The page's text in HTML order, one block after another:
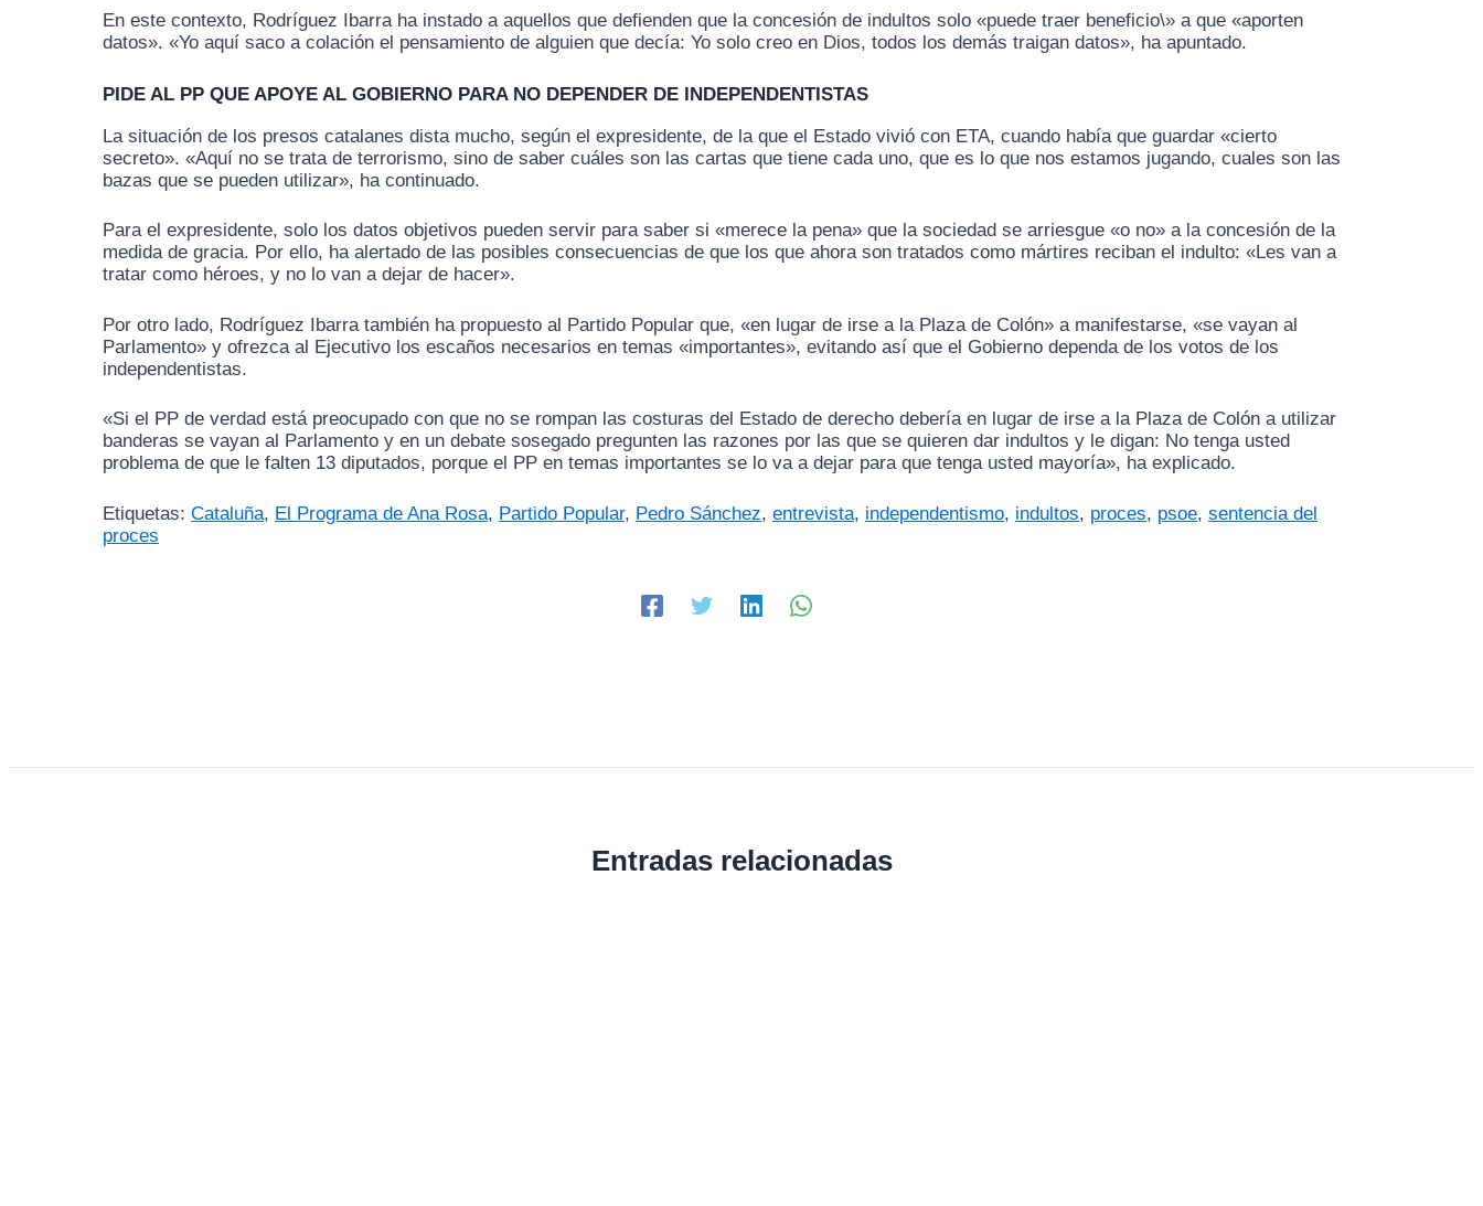
En este contexto, Rodríguez Ibarra ha instado a aquellos que defienden que la concesión de indultos solo «puede traer beneficio\» a que «aporten
datos». «Yo aquí saco a colación el pensamiento de alguien que decía: Yo solo creo en Dios, todos los demás traigan datos», ha apuntado.
PIDE AL PP QUE APOYE AL GOBIERNO PARA NO DEPENDER DE INDEPENDENTISTAS
La situación de los presos catalanes dista mucho, según el expresidente, de la que el Estado vivió con ETA, cuando había que guardar «cierto
secreto». «Aquí no se trata de terrorismo, sino de saber cuáles son las cartas que tiene cada uno, que es lo que nos estamos jugando, cuales son las
bazas que se pueden utilizar», ha continuado.
Para el expresidente, solo los datos objetivos pueden servir para saber si «merece la pena» que la sociedad se arriesgue «o no» a la concesión de la
medida de gracia. Por ello, ha alertado de las posibles consecuencias de que los que ahora son tratados como mártires reciban el indulto: «Les van a
tratar como héroes, y no lo van a dejar de hacer».
Por otro lado, Rodríguez Ibarra también ha propuesto al Partido Popular que, «en lugar de irse a la Plaza de Colón» a manifestarse, «se vayan al
Parlamento» y ofrezca al Ejecutivo los escaños necesarios en temas «importantes», evitando así que el Gobierno dependa de los votos de los
independentistas.
«Si el PP de verdad está preocupado con que no se rompan las costuras del Estado de derecho debería en lugar de irse a la Plaza de Colón a utilizar
banderas se vayan al Parlamento y en un debate sosegado pregunten las razones por las que se quieren dar indultos y le digan: No tenga usted
problema de que le falten 13 diputados, porque el PP en temas importantes se lo va a dejar para que tenga usted mayoría», ha explicado.
Etiquetas: Cataluña, El Programa de Ana Rosa, Partido Popular, Pedro Sánchez, entrevista, independentismo, indultos, proces, psoe, sentencia del
proces
Entradas relacionadas